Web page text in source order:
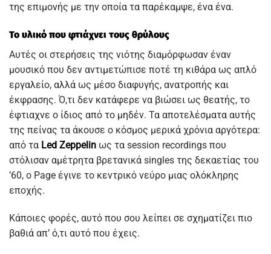
της επιμονής με την οποία τα παρέκαμψε, ένα ένα.
Το υλικό που φτιάχνει τους θρύλους
Αυτές οι στερήσεις της νιότης διαμόρφωσαν έναν
μουσικό που δεν αντιμετώπισε ποτέ τη κιθάρα ως απλό
εργαλείο, αλλά ως μέσο διαφυγής, ανατροπής και
έκφρασης. Ό,τι δεν κατάφερε να βιώσει ως θεατής, το
έφτιαχνε ο ίδιος από το μηδέν. Τα αποτελέσματα αυτής
της πείνας τα άκουσε ο κόσμος μερικά χρόνια αργότερα:
από τα Led Zeppelin ως τα session recordings που
στόλισαν αμέτρητα βρετανικά singles της δεκαετίας του
’60, ο Page έγινε το κεντρικό νεύρο μιας ολόκληρης
εποχής.
Κάποιες φορές, αυτό που σου λείπει σε σχηματίζει πιο
βαθιά απ’ ό,τι αυτό που έχεις.